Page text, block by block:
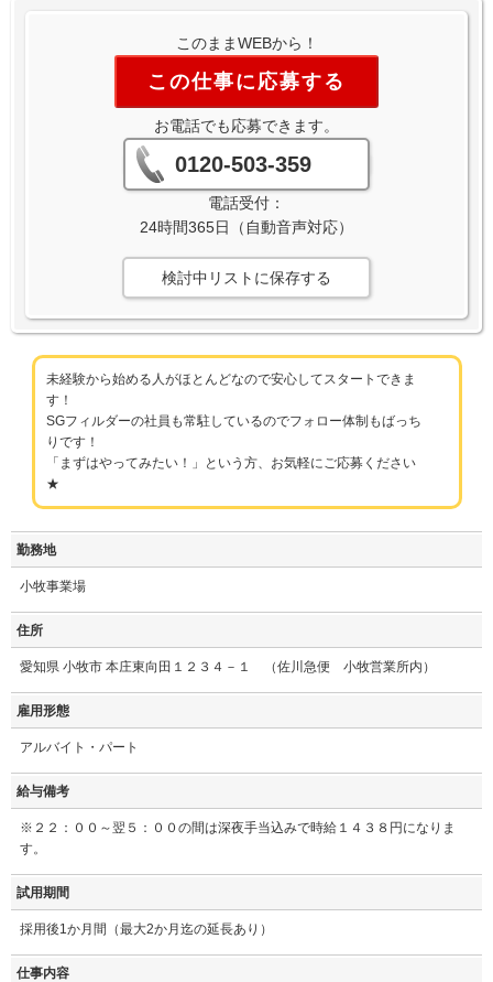
このままWEBから！
この仕事に応募する
お電話でも応募できます。
0120-503-359
電話受付：
24時間365日（自動音声対応）
検討中リストに保存する
未経験から始める人がほとんどなので安心してスタートできま
す！
SGフィルダーの社員も常駐しているのでフォロー体制もばっち
りです！
「まずはやってみたい！」という方、お気軽にご応募ください
★
勤務地
小牧事業場
住所
愛知県 小牧市 本庄東向田１２３４－１ （佐川急便 小牧営業所内）
雇用形態
アルバイト・パート
給与備考
※２２：００～翌５：００の間は深夜手当込みで時給１４３８円になりま
す。
試用期間
採用後1か月間（最大2か月迄の延長あり）
仕事内容